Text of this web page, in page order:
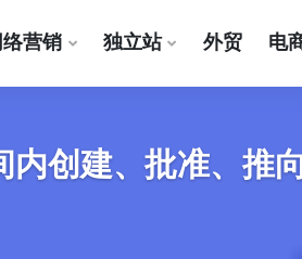
营销 独立站 外贸 电
内创建、批准、推